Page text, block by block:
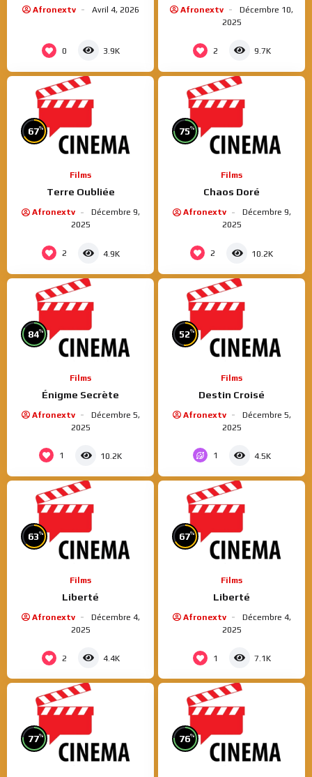
Afronextv Avril 4, 2026
0 3.9K
Afronextv
Décembre 10,
2025
2 9.7K
67%
Films
Terre Oubliée
Afronextv
Décembre 9,
2025
2 4.9K
75%
Films
Chaos Doré
Afronextv
Décembre 9,
2025
2 10.2K
84%
Films
Énigme Secrète
Afronextv
Décembre 5,
2025
1 10.2K
52%
Films
Destin Croisé
Afronextv
Décembre 5,
2025
1 4.5K
63%
Films
Liberté
Afronextv
Décembre 4,
2025
2 4.4K
67%
Films
Liberté
Afronextv
Décembre 4,
2025
1 7.1K
77% 76%